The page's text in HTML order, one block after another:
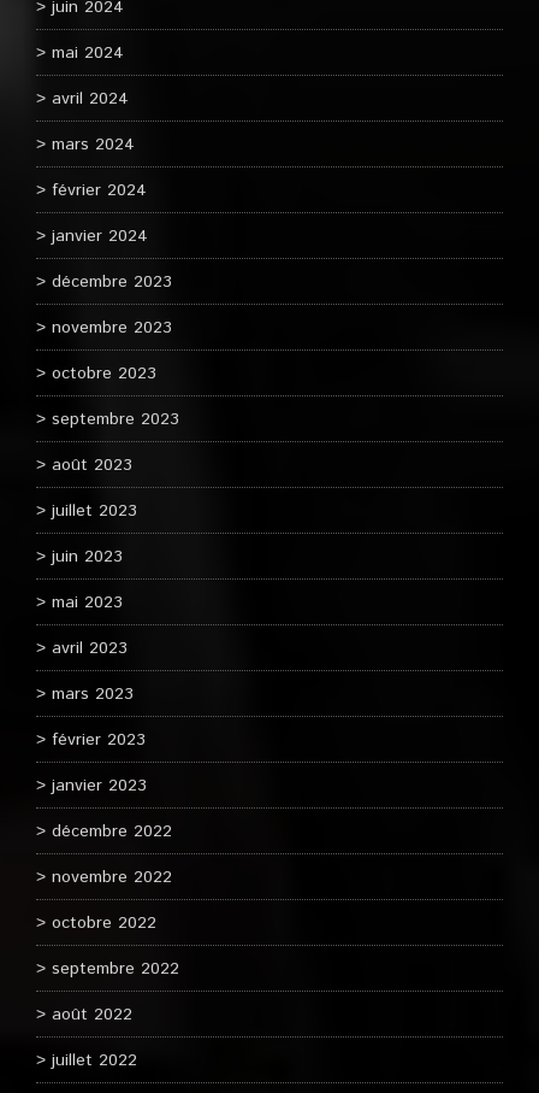
juin 2024
mai 2024
avril 2024
mars 2024
février 2024
janvier 2024
décembre 2023
novembre 2023
octobre 2023
septembre 2023
août 2023
juillet 2023
juin 2023
mai 2023
avril 2023
mars 2023
février 2023
janvier 2023
décembre 2022
novembre 2022
octobre 2022
septembre 2022
août 2022
juillet 2022